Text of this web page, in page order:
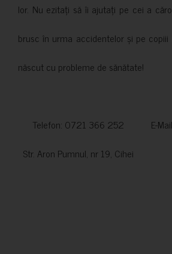
lor. Nu ezitați să îi ajutați pe cei a
brusc în urma accidentelor și pe
născut cu probleme de sănătate!
Telefon: 0721 366 252 E-
Str. Aron Pumnul, nr 19, Cihei